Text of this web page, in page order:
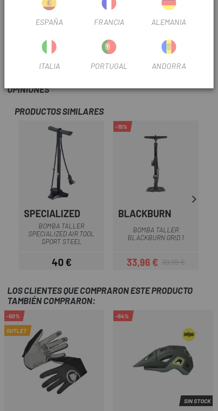
Diseño con cabezal de válvula extensible
Presión: 400psi Max.
OPINIONES
PRODUCTOS SIMILARES
SPECIALIZED
BOMBA TALLER
SPECIALIZED AIR TOOL
SPORT STEEL
Precio
40 €
-15%
BLACKBURN
BOMBA TALLER
BLACKBURN GRID 1
Precio
33,96 €Precio regular
39,95 €
LOS CLIENTES QUE COMPRARON ESTE PRODUCTO
TAMBIÉN COMPRARON:
-50%
OUTLET
-54%
SIN STOCK
ESPAÑA FRANCIA ALEMANIA
ITALIA PORTUGAL ANDORRA